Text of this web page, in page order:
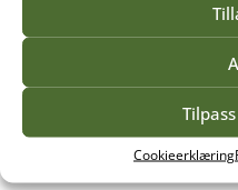
Cookieerklæring
Vi får god mat både til
skolen.
Faglærerne, de er som
dypt innblikk i faget og